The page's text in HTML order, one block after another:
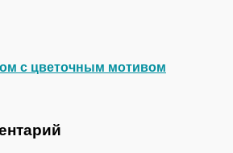
с цветочным мотивом